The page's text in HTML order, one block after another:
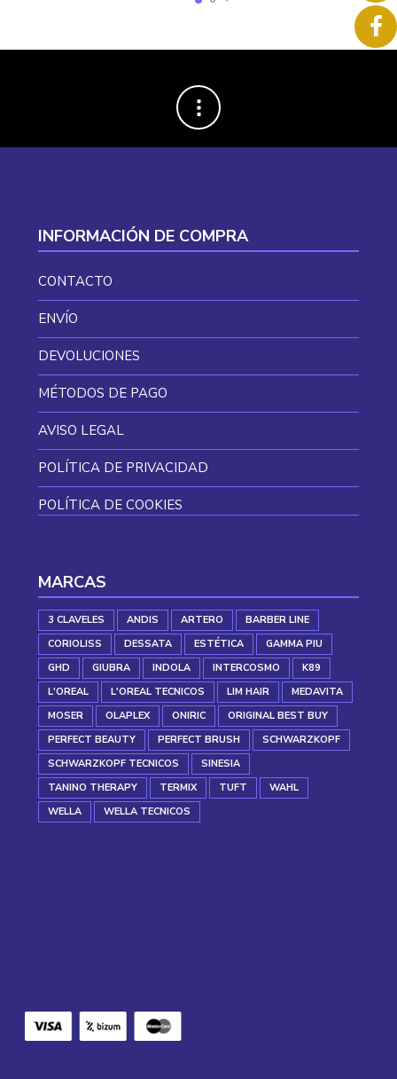
INFORMACIÓN DE COMPRA
CONTACTO
ENVÍO
DEVOLUCIONES
MÉTODOS DE PAGO
AVISO LEGAL
POLÍTICA DE PRIVACIDAD
POLÍTICA DE COOKIES
MARCAS
3 CLAVELES ANDIS ARTERO
BARBER LINE
CORIOLISS
DESSATA ESTÉTICA
GAMMA PIU
GHD
GIUBRA INDOLA INTERCOSMO
K89
L'OREAL
L'OREAL TECNICOS LIM HAIR
MEDAVITA
MOSER
OLAPLEX ONIRIC
ORIGINAL BEST BUY
PERFECT BEAUTY
PERFECT BRUSH
SCHWARZKOPF
SCHWARZKOPF TECNICOS
SINESIA
TANINO THERAPY
TERMIX TUFT
WAHL
WELLA
WELLA TECNICOS